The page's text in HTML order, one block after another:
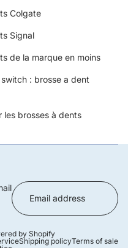
Colgate
Signal
de la marque en moins
: brosse a dent
les brosses à dents
by Shopify
Shipping policyTerms of sale